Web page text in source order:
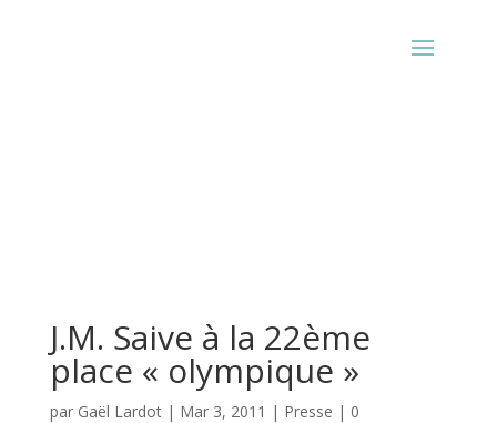
J.M. Saive à la 22ème
place « olympique »
par Gaël Lardot| Mar 3, 2011 | Presse | 0